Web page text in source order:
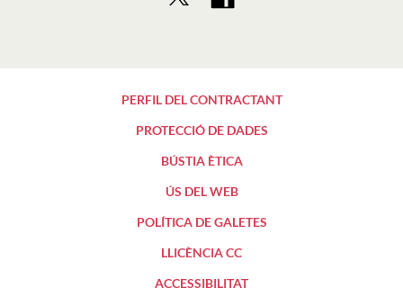
PERFIL DEL CONTRACTANT
PROTECCIÓ DE DADES
BÚSTIA ÈTICA
ÚS DEL WEB
POLÍTICA DE GALETES
LLICÈNCIA CC
ACCESSIBILITAT